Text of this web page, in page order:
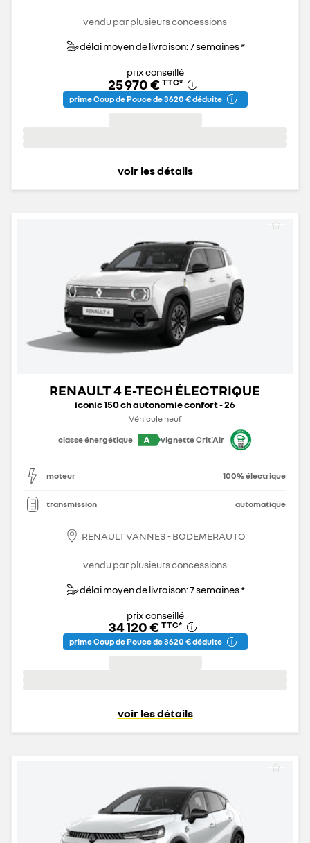
vendu par plusieurs concessions
délai moyen de livraison: 7 semaines *
prix conseillé
25 970 € TTC*
prime Coup de Pouce de 3 620 € déduite
voir les détails
RENAULT 4 E-TECH ÉLECTRIQUE
iconic 150 ch autonomie confort - 26
Véhicule neuf
classe énergétique
A vignette Crit'Air
moteur 100% électrique
transmission automatique
RENAULT VANNES - BODEMERAUTO
vendu par plusieurs concessions
délai moyen de livraison: 7 semaines *
prix conseillé
34 120 € TTC*
prime Coup de Pouce de 3 620 € déduite
voir les détails